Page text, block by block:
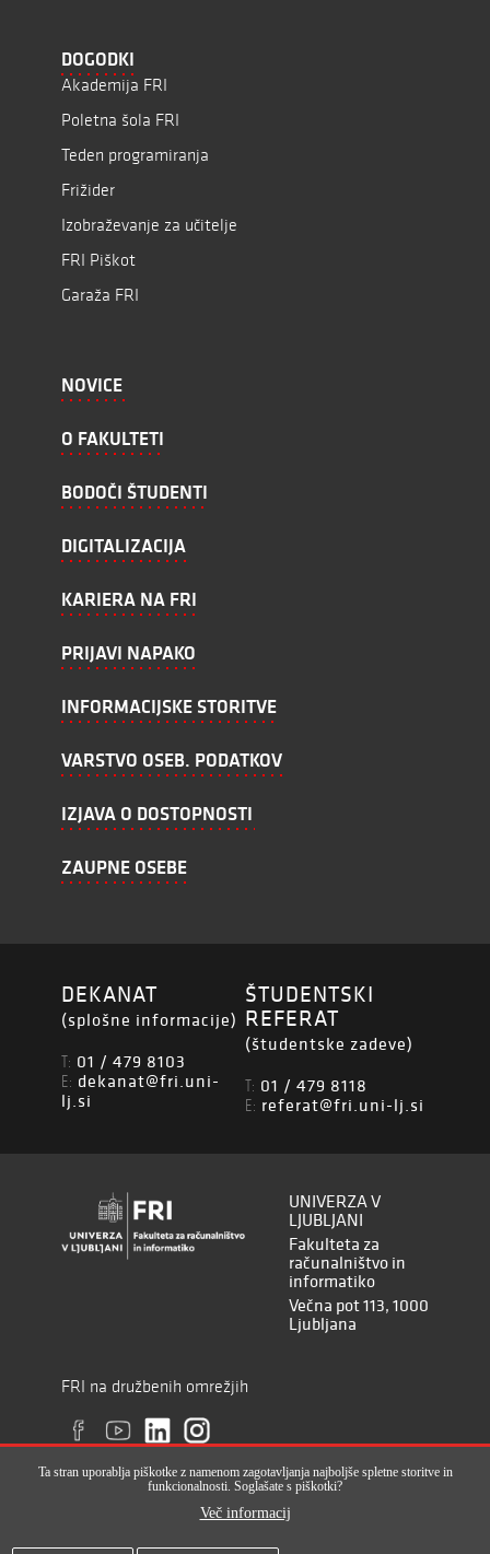
DOGODKI
Akademija FRI
Poletna šola FRI
Teden programiranja
Frižider
Izobraževanje za učitelje
FRI Piškot
Garaža FRI
NOVICE
O FAKULTETI
BODOČI ŠTUDENTI
DIGITALIZACIJA
KARIERA NA FRI
PRIJAVI NAPAKO
INFORMACIJSKE STORITVE
VARSTVO OSEB. PODATKOV
IZJAVA O DOSTOPNOSTI
ZAUPNE OSEBE
DEKANAT
(splošne informacije)
T: 01 / 479 8103
E: dekanat@fri.uni-
lj.si
ŠTUDENTSKI
REFERAT
(študentske zadeve)
T: 01 / 479 8118
E: referat@fri.uni-lj.si
UNIVERZA V
LJUBLJANI
Fakulteta za
računalništvo in
informatiko
Večna pot 113, 1000
Ljubljana
FRI na družbenih omrežjih
Ta stran uporablja piškotke z namenom zagotavljanja najboljše spletne storitve in
funkcionalnosti. Soglašate s piškotki?
Več informacij